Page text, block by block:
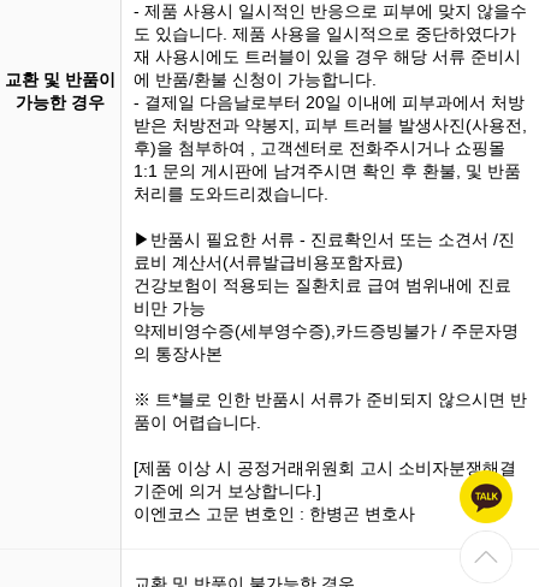
교환 및 반품이
가능한 경우
- 제품 사용시 일시적인 반응으로 피부에 맞지 않을수
도 있습니다. 제품 사용을 일시적으로 중단하였다가
재 사용시에도 트러블이 있을 경우 해당 서류 준비시
에 반품/환불 신청이 가능합니다.
- 결제일 다음날로부터 20일 이내에 피부과에서 처방
받은 처방전과 약봉지, 피부 트러블 발생사진(사용전,
후)을 첨부하여 , 고객센터로 전화주시거나 쇼핑몰
1:1 문의 게시판에 남겨주시면 확인 후 환불, 및 반품
처리를 도와드리겠습니다.
▶반품시 필요한 서류 - 진료확인서 또는 소견서 /진
료비 계산서(서류발급비용포함자료)
건강보험이 적용되는 질환치료 급여 범위내에 진료
비만 가능
약제비영수증(세부영수증),카드증빙불가 / 주문자명
의 통장사본
※ 트*블로 인한 반품시 서류가 준비되지 않으시면 반
품이 어렵습니다.
[제품 이상 시 공정거래위원회 고시 소비자분쟁해결
기준에 의거 보상합니다.]
이엔코스 고문 변호인 : 한병곤 변호사